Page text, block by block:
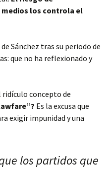
los controla el
Sánchez tras su periodo de
que no ha reflexionado y
ridículo concepto de
Es la excusa que
exigir impunidad y una
los partidos que